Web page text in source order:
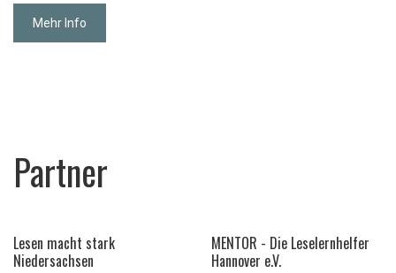
Mehr Info
Partner
Lesen macht stark
Niedersachsen
MENTOR - Die Leselernhelfer
Hannover e.V.